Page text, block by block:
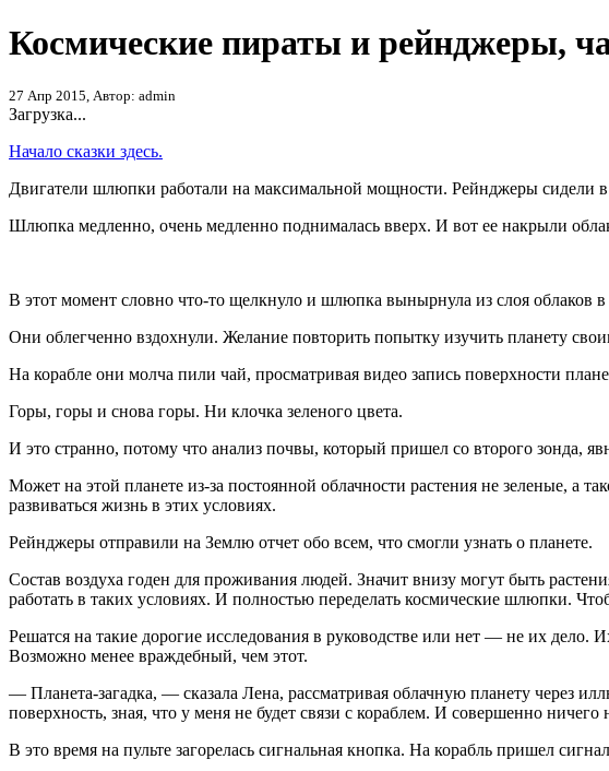
Космические пираты и рейнджеры,
27 Апр 2015, Автор: admin
Загрузка...
Начало сказки здесь.
Двигатели шлюпки работали на максимальной мощности. Рейнджеры сидели
Шлюпка медленно, очень медленно поднималась вверх. И вот ее накрыли
В этот момент словно что-то щелкнуло и шлюпка вынырнула из слоя облаков в
Они облегченно вздохнули. Желание повторить попытку изучить планету
На корабле они молча пили чай, просматривая видео запись поверхности
Горы, горы и снова горы. Ни клочка зеленого цвета.
И это странно, потому что анализ почвы, который пришел со второго зонда,
Может на этой планете из-за постоянной облачности растения не зеленые, а
развиваться жизнь в этих условиях.
Рейнджеры отправили на Землю отчет обо всем, что смогли узнать о планете.
Состав воздуха годен для проживания людей. Значит внизу могут быть
работать в таких условиях. И полностью переделать космические шлюпки.
Решатся на такие дорогие исследования в руководстве или нет — не их
Возможно менее враждебный, чем этот.
— Планета-загадка, — сказала Лена, рассматривая облачную планету через
поверхность, зная, что у меня не будет связи с кораблем. И совершенно ничего
В это время на пульте загорелась сигнальная кнопка. На корабль пришел